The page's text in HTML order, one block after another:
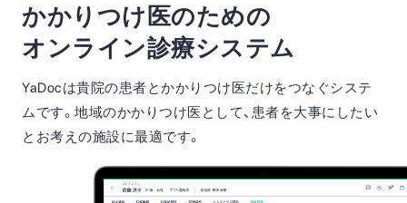
かかりつけ医のための
オンライン診療システム
YaDocは貴院の患者とかかりつけ医だけをつなぐシステ
ムです。地域のかかりつけ医として、患者を大事にしたい
とお考えの施設に最適です。